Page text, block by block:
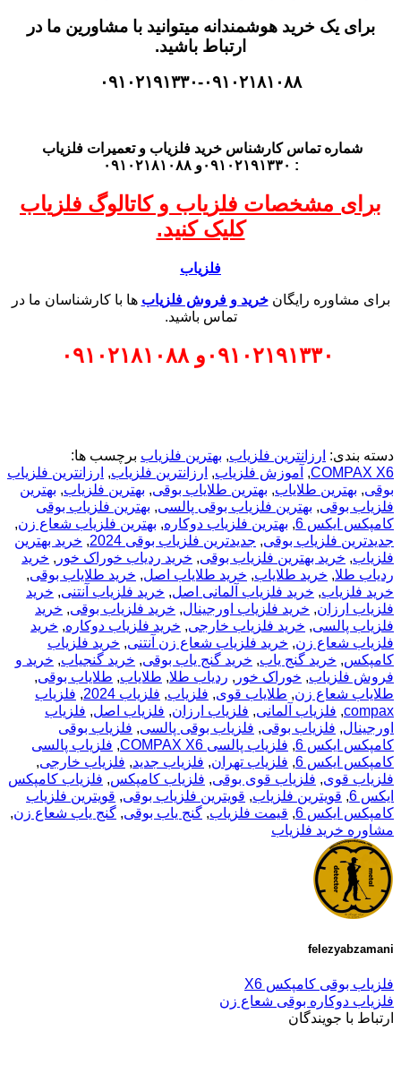
برای یک خرید هوشمندانه میتوانید با مشاورین ما در
ارتباط باشید.
۰۹۱۰۲۱۹۱۳۳۰-۰۹۱۰۲۱۸۱۰۸۸
شماره تماس کارشناس خرید فلزیاب و تعمیرات فلزیاب
: ۰۹۱۰۲۱۹۱۳۳۰و ۰۹۱۰۲۱۸۱۰۸۸
برای مشخصات فلزیاب و کاتالوگ فلزیاب
کلیک کنید.
فلزیاب
برای مشاوره رایگانخرید و فروش فلزیاب ها با کارشناسان ما در
تماس باشید.
۰۹۱۰۲۱۹۱۳۳۰ و ۰۹۱۰۲۱۸۱۰۸۸
دسته بندی: ارزانترین فلزیاب, بهترین فلزیاب برچسب ها:
COMPAX X6
, آموزش فلزیاب, ارزانترین فلزیاب, ارزانترین فلزیاب
بوقی, بهترین طلایاب, بهترین طلایاب بوقی, بهترین فلزیاب, بهترین
فلزیاب بوقی, بهترین فلزیاب بوقی پالسی, بهترین فلزیاب بوقی
کامپکس ایکس 6
, بهترین فلزیاب دوکاره, بهترین فلزیاب شعاع زن,
جدیدترین فلزیاب بوقی, جدیدترین فلزیاب بوقی 2024 , خرید بهترین
فلزیاب, خرید بهترین فلزیاب بوقی, خرید ردیاب خوراک خور , خرید
ردیاب طلا, خرید طلایاب, خرید طلایاب اصل, خرید طلایاب بوقی,
خرید فلزیاب, خرید فلزیاب آلمانی اصل, خرید فلزیاب آنتنی, خرید
فلزیاب ارزان, خرید فلزیاب اورجینال, خرید فلزیاب بوقی, خرید
فلزیاب پالسی, خرید فلزیاب خارجی, خرید فلزیاب دوکاره, خرید
فلزیاب شعاع زن, خرید فلزیاب شعاع زن آنتنی, خرید فلزیاب
کامپکس, خرید گنج یاب, خرید گنج یاب بوقی, خرید گنجیاب, خرید و
فروش فلزیاب, خوراک خور , ردیاب طلا, طلایاب, طلایاب بوقی,
طلایاب شعاع زن, طلایاب قوی, فلزیاب, فلزیاب 2024 , فلزیاب
compax
, فلزیاب آلمانی, فلزیاب ارزان, فلزیاب اصل, فلزیاب
اورجینال, فلزیاب بوقی, فلزیاب بوقی پالسی, فلزیاب بوقی
کامپکس ایکس 6
, فلزیاب پالسی COMPAX X6 , فلزیاب پالسی
کامپکس ایکس 6
, فلزیاب تهران, فلزیاب جدید, فلزیاب خارجی,
فلزیاب قوی, فلزیاب قوی بوقی, فلزیاب کامپکس, فلزیاب کامپکس
ایکس 6
, قویترین فلزیاب, قویترین فلزیاب بوقی, قویترین فلزیاب
کامپکس ایکس 6
, قیمت فلزیاب, گنج یاب بوقی, گنج یاب شعاع زن,
مشاوره خرید فلزیاب
felezyabzamani
فلزیاب بوقی کامپکس X6
فلزیاب دوکاره بوقی شعاع زن
ارتباط با جویندگان